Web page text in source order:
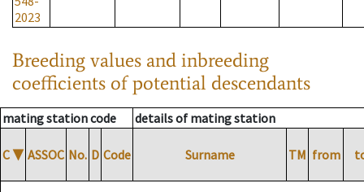
2023
Breeding values and inbreeding
coefficients of potential descendants
mating station code details of mating station
C ▼ ASSOC No. D Code Surname TM from